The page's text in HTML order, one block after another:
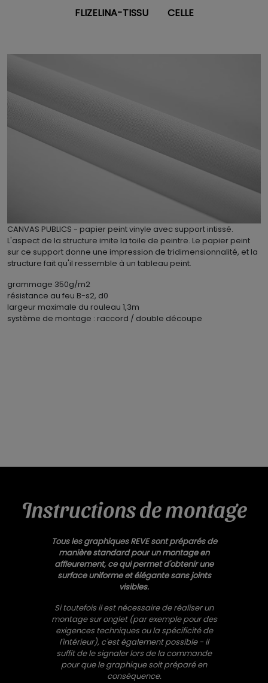
FLIZELINA-TISSU
CELLE
CANVAS PUBLICS - papier peint vinyle avec support intissé.
L'aspect de la structure imite la toile de peintre. Le papier peint
sur ce support donne une impression de tridimensionnalité, et la
structure fait qu'il ressemble à un tableau peint.
grammage 350g/m2
résistance au feu B-s2, d0
largeur maximale du rouleau 1,3m
système de montage : raccord / double découpe
Instructions de montage
Tous les graphiques REVE sont préparés de
manière standard pour un montage en
affleurement, ce qui permet d'obtenir une
surface uniforme et élégante sans joints
visibles.
Si toutefois il est nécessaire de réaliser un
montage sur onglet (par exemple pour des
exigences techniques ou la spécificité de
l'intérieur), c'est également possible - il
suffit de le signaler lors de la commande
pour que le graphique soit préparé en
conséquence.